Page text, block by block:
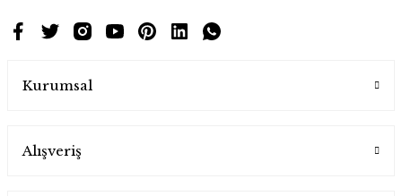
Kurumsal
Alışveriş